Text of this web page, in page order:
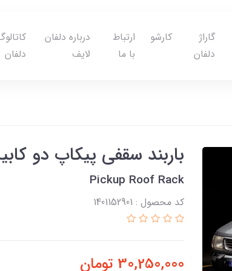
گاراژ
دلفان
کارشو
ارتباط
با ما
درباره دلفان
لایف
دلفان
باربند سقفی پیکاپ دو
Pickup Roof Rack
کد محصول : 1401152901
30,250,000 تومان